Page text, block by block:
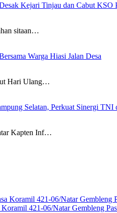
Kejari Tinjau dan Cabut KSO
sitaan…
Warga Hiasi Jalan Desa
Hari Ulang…
Selatan, Perkuat Sinergi TNI
Kapten Inf…
421-06/Natar Gembleng